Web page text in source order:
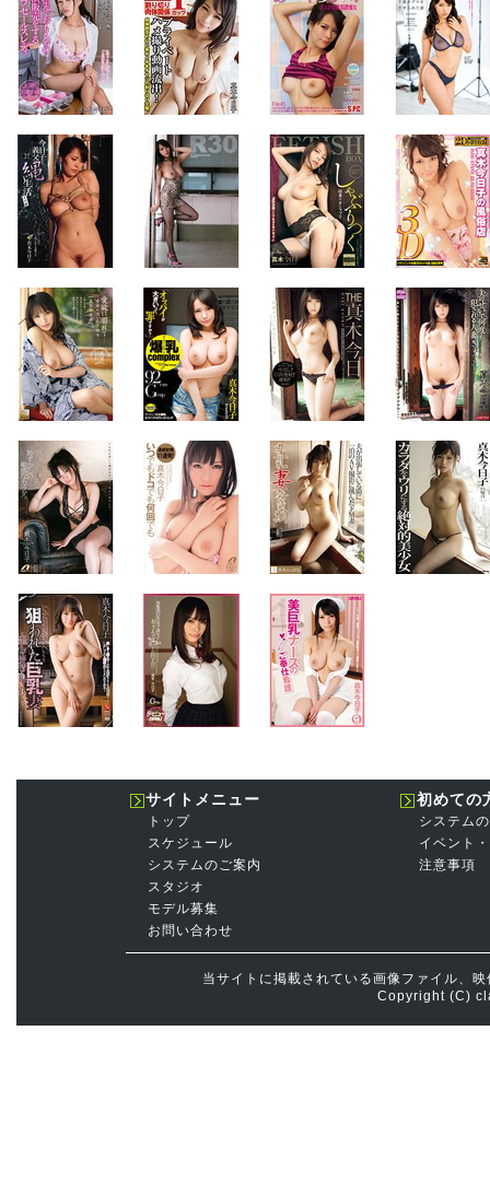
サイトメニュー
トップ
スケジュール
システムのご案内
スタジオ
モデル募集
お問い合わせ
初めての
システム
イベント
注意事項
当サイトに掲載されている画像ファイル、
Copyright (C)